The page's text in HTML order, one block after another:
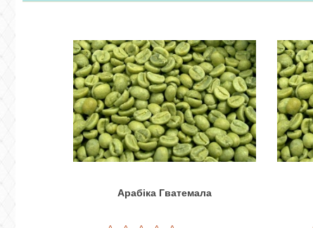
Арабіка Гватемала